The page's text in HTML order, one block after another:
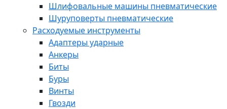
Шлифовальные машины пневматические
Шуруповерты пневматические
Расходуемые инструменты
Адаптеры ударные
Анкеры
Биты
Буры
Винты
Гвозди